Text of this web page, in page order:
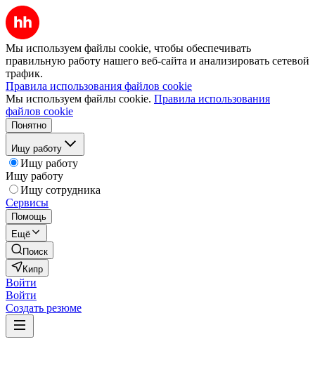
Мы используем файлы cookie, чтобы обеспечивать
правильную работу нашего веб-сайта и анализировать сетевой
трафик.
Правила использования файлов cookie
Мы используем файлы cookie. Правила использования
файлов cookie
Понятно
Ищу работу
Ищу работу
Ищу работу
Ищу сотрудника
Сервисы
Помощь
Ещё
Поиск
Кипр
Войти
Войти
Создать резюме